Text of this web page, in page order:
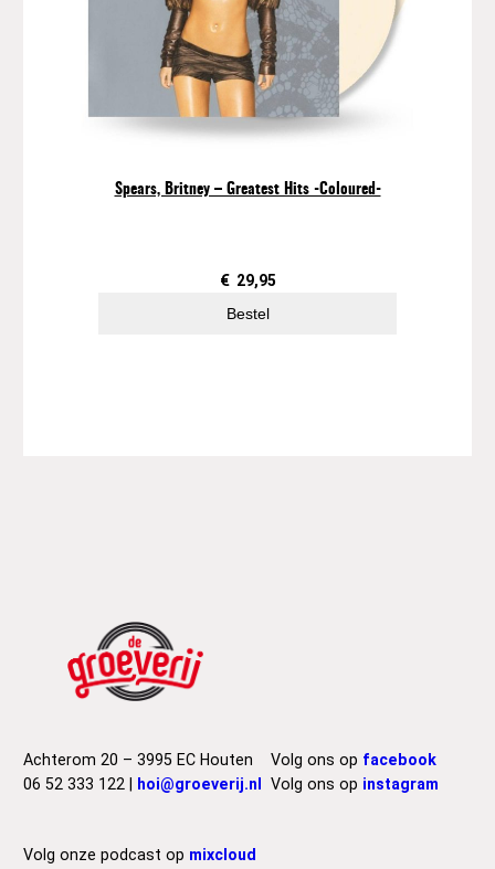
Spears, Britney – Greatest Hits -Coloured-
€ 29,95
Bestel
Achterom 20 – 3995 EC Houten
06 52 333 122 |
hoi@groeverij.nl
Volg ons op facebook
Volg ons op instagram
Volg onze podcast op mixcloud